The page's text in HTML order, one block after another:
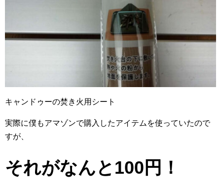
キャンドゥーの焚き火用シート
実際に僕もアマゾンで購入したアイテムを使っていたので
すが、
それがなんと100円！